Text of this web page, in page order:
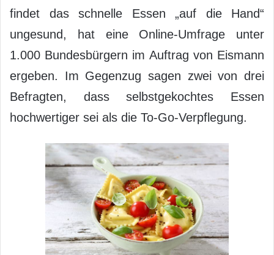
findet das schnelle Essen „auf die Hand“
ungesund, hat eine Online-Umfrage unter
1.000 Bundesbürgern im Auftrag von Eismann
ergeben. Im Gegenzug sagen zwei von drei
Befragten, dass selbstgekochtes Essen
hochwertiger sei als die To-Go-Verpflegung.